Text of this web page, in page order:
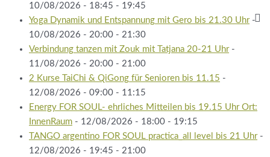
10/08/2026 - 18:45 - 19:45
Yoga Dynamik und Entspannung mit Gero bis 21.30 Uhr-
10/08/2026 - 20:00 - 21:30
Verbindung tanzen mit Zouk mit Tatjana 20-21 Uhr-
11/08/2026 - 20:00 - 21:00
2 Kurse TaiChi & QiGong für Senioren bis 11.15 -
12/08/2026 - 09:00 - 11:15
Energy FOR SOUL- ehrliches Mitteilen bis 19.15 Uhr Ort:
InnenRaum - 12/08/2026 - 18:00 - 19:15
TANGO argentino FOR SOUL practica_all level bis 21 Uhr-
12/08/2026 - 19:45 - 21:00